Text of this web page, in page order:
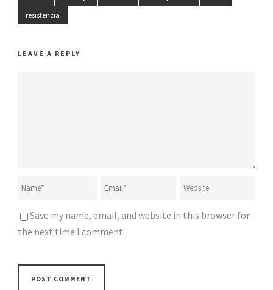
resistencia
LEAVE A REPLY
Save my name, email, and website in this browser for
the next time I comment.